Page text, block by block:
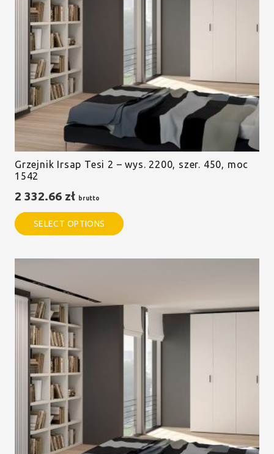
Grzejnik Irsap Tesi 2 – wys. 2200, szer. 450, moc
1542
2 332.66 zł brutto
SELECT OPTIONS